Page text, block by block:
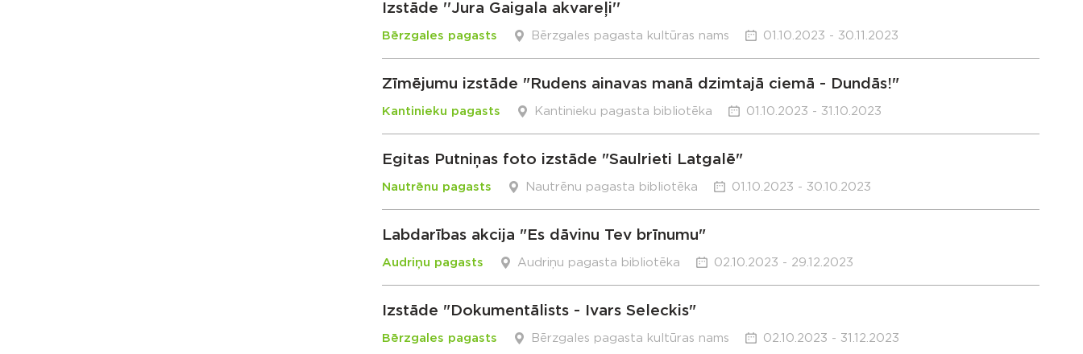
Izstāde ''Jura Gaigala akvareļi''
Bērzgales pagasts Bērzgales pagasta kultūras nams 01.10.2023 - 30.11.2023
Zīmējumu izstāde "Rudens ainavas manā dzimtajā ciemā - Dundās!"
Kantinieku pagasts Kantinieku pagasta bibliotēka 01.10.2023 - 31.10.2023
Egitas Putniņas foto izstāde "Saulrieti Latgalē"
Nautrēnu pagasts Nautrēnu pagasta bibliotēka 01.10.2023 - 30.10.2023
Labdarības akcija "Es dāvinu Tev brīnumu"
Audriņu pagasts Audriņu pagasta bibliotēka 02.10.2023 - 29.12.2023
Izstāde "Dokumentālists - Ivars Seleckis"
Bērzgales pagasts Bērzgales pagasta kultūras nams 02.10.2023 - 31.12.2023